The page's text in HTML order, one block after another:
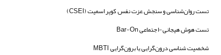
تست روان‌شناسی و سنجش عزت نفس کوپر اسمیت (CSEI)
تست هوش هیجانی-اجتماعی Bar-On
شخصیت شناسی درون‌گرایی یا برون‌گرایی MBTI